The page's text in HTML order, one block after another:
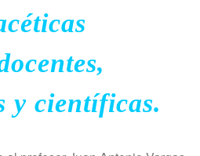
y científicas.